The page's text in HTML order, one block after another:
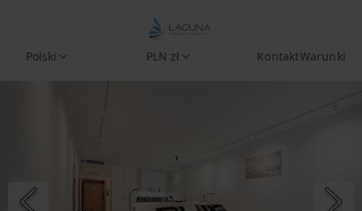
Polski PLN zł KontaktWarunki